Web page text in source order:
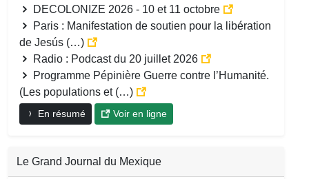
DECOLONIZE 2026 - 10 et 11 octobre
Paris : Manifestation de soutien pour la libération
de Jesús (…)
Radio : Podcast du 20 juillet 2026
Programme Pépinière Guerre contre l’Humanité.
(Les populations et (…)
En résumé Voir en ligne
Le Grand Journal du Mexique